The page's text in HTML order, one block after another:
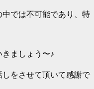
では不可能であり、特
ましょう〜♪
をさせて頂いて感謝で